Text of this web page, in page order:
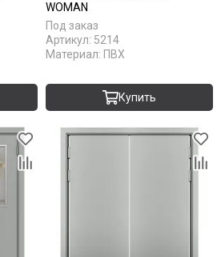
WOMAN
Под заказ
Артикул: 5214
Материал: ПВХ
Купить